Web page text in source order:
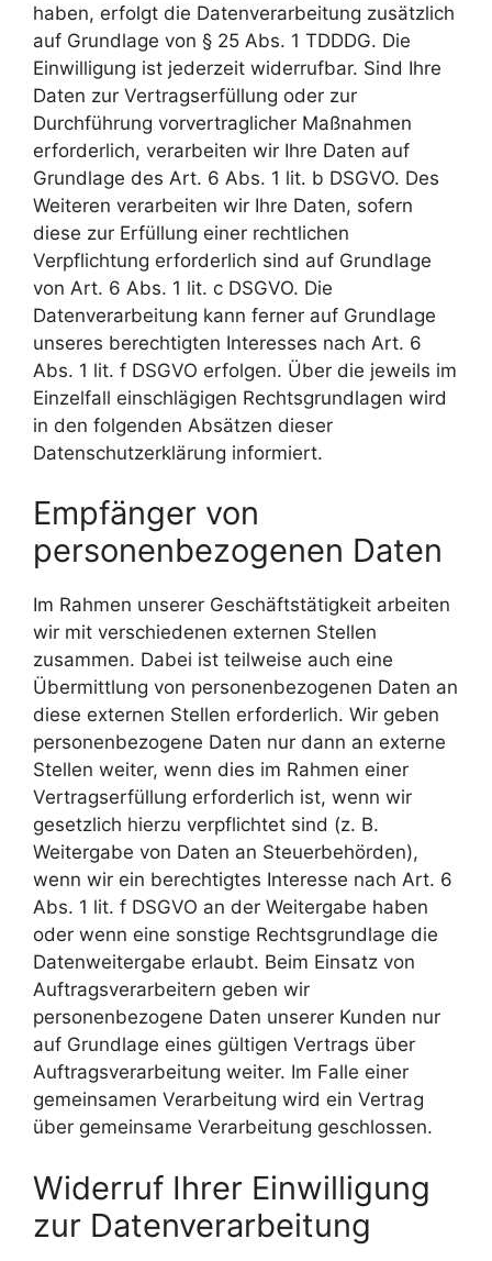
haben, erfolgt die Datenverarbeitung zusätzlich
auf Grundlage von § 25 Abs. 1 TDDDG. Die
Einwilligung ist jederzeit widerrufbar. Sind Ihre
Daten zur Vertragserfüllung oder zur
Durchführung vorvertraglicher Maßnahmen
erforderlich, verarbeiten wir Ihre Daten auf
Grundlage des Art. 6 Abs. 1 lit. b DSGVO. Des
Weiteren verarbeiten wir Ihre Daten, sofern
diese zur Erfüllung einer rechtlichen
Verpflichtung erforderlich sind auf Grundlage
von Art. 6 Abs. 1 lit. c DSGVO. Die
Datenverarbeitung kann ferner auf Grundlage
unseres berechtigten Interesses nach Art. 6
Abs. 1 lit. f DSGVO erfolgen. Über die jeweils im
Einzelfall einschlägigen Rechtsgrundlagen wird
in den folgenden Absätzen dieser
Datenschutzerklärung informiert.
Empfänger von
personenbezogenen Daten
Im Rahmen unserer Geschäftstätigkeit arbeiten
wir mit verschiedenen externen Stellen
zusammen. Dabei ist teilweise auch eine
Übermittlung von personenbezogenen Daten an
diese externen Stellen erforderlich. Wir geben
personenbezogene Daten nur dann an externe
Stellen weiter, wenn dies im Rahmen einer
Vertragserfüllung erforderlich ist, wenn wir
gesetzlich hierzu verpflichtet sind (z. B.
Weitergabe von Daten an Steuerbehörden),
wenn wir ein berechtigtes Interesse nach Art. 6
Abs. 1 lit. f DSGVO an der Weitergabe haben
oder wenn eine sonstige Rechtsgrundlage die
Datenweitergabe erlaubt. Beim Einsatz von
Auftragsverarbeitern geben wir
personenbezogene Daten unserer Kunden nur
auf Grundlage eines gültigen Vertrags über
Auftragsverarbeitung weiter. Im Falle einer
gemeinsamen Verarbeitung wird ein Vertrag
über gemeinsame Verarbeitung geschlossen.
Widerruf Ihrer Einwilligung
zur Datenverarbeitung